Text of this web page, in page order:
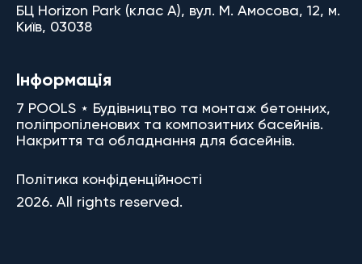
БЦ Horizon Park (клас A), вул. М. Амосова, 12, м.
Київ, 03038
Інформація
7 POOLS ⋆ Будівництво та монтаж бетонних,
поліпропіленових та композитних басейнів.
Накриття та обладнання для басейнів.
Політика конфіденційності
2026. All rights reserved.